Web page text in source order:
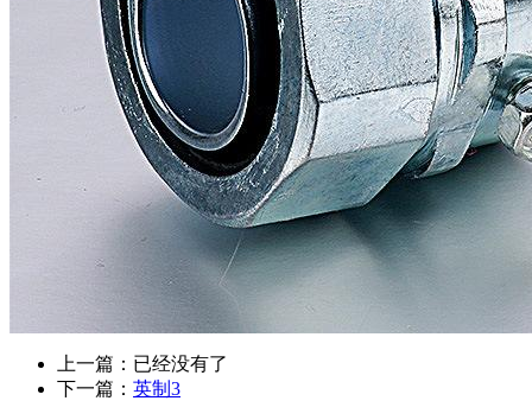
上一篇：已经没有了
下一篇： 英制3